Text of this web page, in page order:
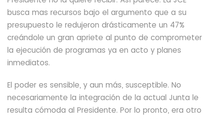
busca mas recursos bajo el argumento que a su
presupuesto le redujeron drásticamente un 47%
creándole un gran apriete al punto de comprometer
la ejecución de programas ya en acto y planes
inmediatos.
El poder es sensible, y aun más, susceptible. No
necesariamente la integración de la actual Junta le
resulta cómoda al Presidente. Por lo pronto, era otro